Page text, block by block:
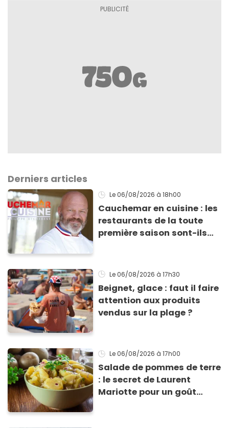
Derniers articles
Le 06/08/2026 à 18h00
Cauchemar en cuisine : les
restaurants de la toute
première saison sont-ils
Le 06/08/2026 à 17h30
Beignet, glace : faut il faire
attention aux produits
vendus sur la plage ?
Le 06/08/2026 à 17h00
Salade de pommes de terre
: le secret de Laurent
Mariotte pour un goût